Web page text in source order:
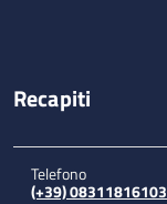
Recapiti
Telefono
(+39) 08311816103